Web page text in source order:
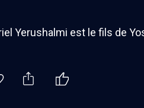
Yerushalmi est le fils de